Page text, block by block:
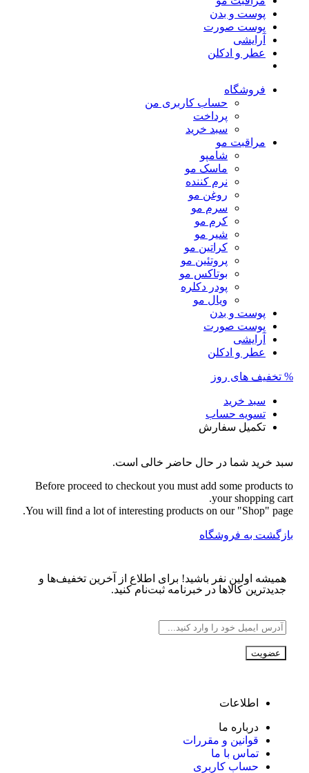
پوست و بدن
پوست صورت
آرایشی
عطر و ادکلن
فروشگاه
حساب کاربری من
پرداخت
سبد خرید
مراقبت مو
شامپو
ماسک مو
نرم کننده
روغن مو
سرم مو
کرم مو
شیر مو
کراتین مو
پروتئین مو
بوتاکس مو
پودر دکلره
ویال مو
پوست و بدن
پوست صورت
آرایشی
عطر و ادکلن
% تخفیف های روز
سبد خرید
تسویه حساب
تکمیل سفارش
سبد خرید شما در حال حاضر خالی است.
Before proceed to checkout you must add some products to
your shopping cart.
You will find a lot of interesting products on our "Shop" page.
بازگشت به فروشگاه
همیشه اولین نفر باشید! برای اطلاع از آخرین تخفیف‌ها و
جدیدترین کالاها در خبرنامه ثبت‌نام کنید.
اطلاعات
درباره ما
قوانین و مقررات
تماس با ما
حساب کاربری